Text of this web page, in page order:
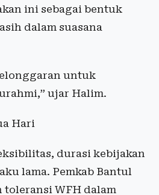
ini sebagai bentuk
dalam suasana
untuk
ujar Halim.
Hari
durasi kebijakan
lama. Pemkab Bantul
toleransi WFH dalam